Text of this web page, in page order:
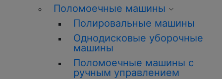
Поломоечные машины
Полировальные машины
Однодисковые уборочные
машины
Поломоечные машины с
ручным управлением